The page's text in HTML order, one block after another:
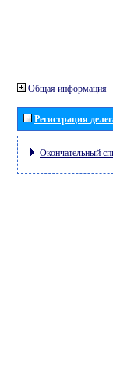
Общая информация
Регистрация
Окончательный